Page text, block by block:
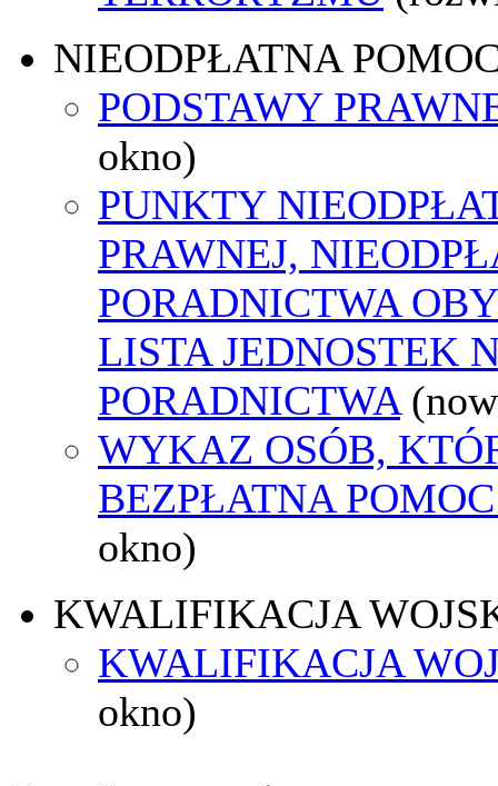
NIEODPŁATNA
PODSTAWY
okno)
PUNKTY
PRAWNEJ,
PORADNICTWA
LISTA JEDNOSTEK
PORADNICTWA
WYKAZ OSÓB,
BEZPŁATNA
okno)
KWALIFIKACJA
KWALIFIKACJA
okno)